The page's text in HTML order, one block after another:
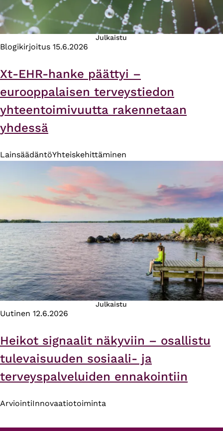
Julkaistu
Blogikirjoitus 15.6.2026
Xt-EHR-hanke päättyi –
eurooppalaisen terveystiedon
yhteentoimivuutta rakennetaan
yhdessä
LainsäädäntöYhteiskehittäminen
Julkaistu
Uutinen 12.6.2026
Heikot signaalit näkyviin – osallistu
tulevaisuuden sosiaali- ja
terveyspalveluiden ennakointiin
ArviointiInnovaatiotoiminta